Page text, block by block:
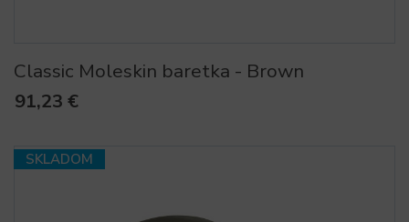
Classic Moleskin baretka - Brown
91,23 €
SKLADOM